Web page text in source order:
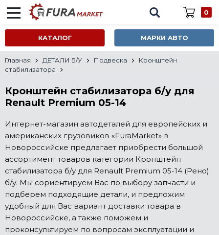
0
КАТАЛОГ МАРКИ АВТО
Все марки
Главная ДЕТАЛИ Б/У Подвеска
Кронштейн
стабилизатора
Кронштейн стабилизатора б/у для
Renault Premium 05-14
Интернет-магазин автодеталей для европейских и
американских грузовиков «FuraMarket» в
Новороссийске предлагает приобрести большой
ассортимент товаров категории Кронштейн
стабилизатора б/у для Renault Premium 05-14 (Рено)
б/у. Мы сориентируем Вас по выбору запчасти и
подберем подходящие детали, и предложим
удобный для Вас вариант доставки товара в
Новороссийске, а также поможем и
проконсультируем по вопросам эксплуатации и